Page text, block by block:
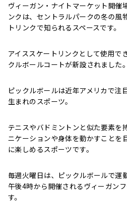
ヴィーガン・ナイトマーケット開催
ンクは、セントラルパークの冬の風
トリンクで知られるスペースです。
アイススケートリンクとして使用で
クルボールコートが新設されました。
ピックルボールは近年アメリカで注
生まれのスポーツ。
テニスやバドミントンと似た要素を
ニケーションや身体を動かすことを
に楽しめるスポーツです。
毎週火曜日は、ピックルボールで運
午後4時から開催されるヴィーガン
す。